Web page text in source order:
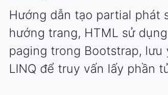
Hướng dẫn tạo partial phát
hướng trang, HTML sử
paging trong Bootstrap, lưu
LINQ để truy vấn lấy phần